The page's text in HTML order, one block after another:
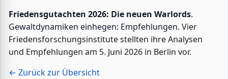
Friedensgutachten 2026: Die neuen Warlords.
Gewaltdynamiken einhegen: Empfehlungen. Vier
Friedensforschungsinstitute stellten ihre Analysen
und Empfehlungen am 5. Juni 2026 in Berlin vor.
← Zurück zur Übersicht